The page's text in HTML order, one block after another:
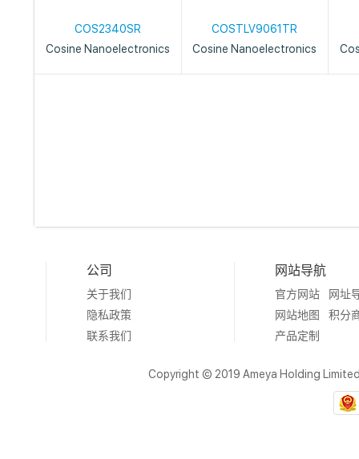
COS2340SR
Cosine Nanoelectronics
COSTLV9061TR
Cosine Nanoelectronics
公司
关于我们
隐私政策
联系我们
网站导航
官方网站
网址
网站地图
积分
产品定制
Copyright © 2019 Ameya Holding